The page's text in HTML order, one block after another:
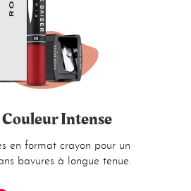
Intense
en format crayon pour un
bavures à longue tenue.